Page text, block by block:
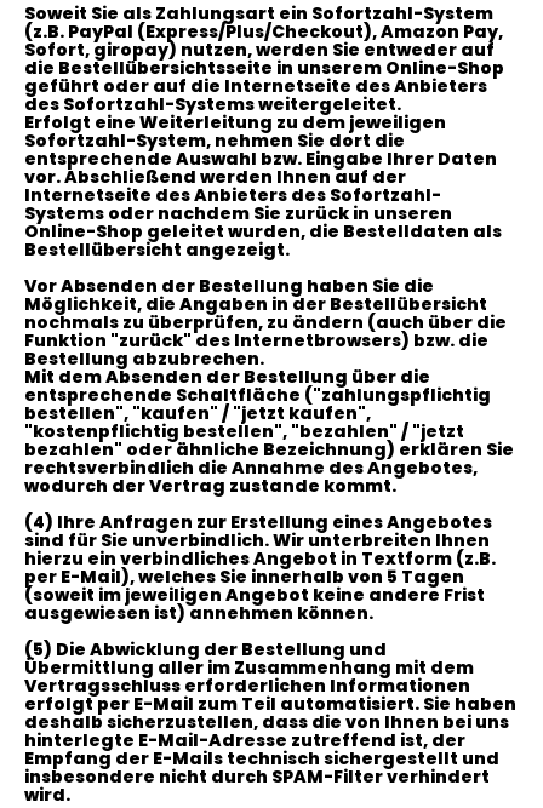
Soweit Sie als Zahlungsart ein Sofortzahl-System
(z.B. PayPal (Express/Plus/Checkout), Amazon Pay,
Sofort, giropay) nutzen, werden Sie entweder auf
die Bestellübersichtsseite in unserem Online-Shop
geführt oder auf die Internetseite des Anbieters
des Sofortzahl-Systems weitergeleitet.
Erfolgt eine Weiterleitung zu dem jeweiligen
Sofortzahl-System, nehmen Sie dort die
entsprechende Auswahl bzw. Eingabe Ihrer Daten
vor. Abschließend werden Ihnen auf der
Internetseite des Anbieters des Sofortzahl-
Systems oder nachdem Sie zurück in unseren
Online-Shop geleitet wurden, die Bestelldaten als
Bestellübersicht angezeigt.
Vor Absenden der Bestellung haben Sie die
Möglichkeit, die Angaben in der Bestellübersicht
nochmals zu überprüfen, zu ändern (auch über die
Funktion "zurück" des Internetbrowsers) bzw. die
Bestellung abzubrechen.
Mit dem Absenden der Bestellung über die
entsprechende Schaltfläche ("zahlungspflichtig
bestellen", "kaufen" / "jetzt kaufen",
"kostenpflichtig bestellen", "bezahlen" / "jetzt
bezahlen" oder ähnliche Bezeichnung) erklären Sie
rechtsverbindlich die Annahme des Angebotes,
wodurch der Vertrag zustande kommt.
(4) Ihre Anfragen zur Erstellung eines Angebotes
sind für Sie unverbindlich. Wir unterbreiten Ihnen
hierzu ein verbindliches Angebot in Textform (z.B.
per E-Mail), welches Sie innerhalb von 5 Tagen
(soweit im jeweiligen Angebot keine andere Frist
ausgewiesen ist) annehmen können.
(5) Die Abwicklung der Bestellung und
Übermittlung aller im Zusammenhang mit dem
Vertragsschluss erforderlichen Informationen
erfolgt per E-Mail zum Teil automatisiert. Sie haben
deshalb sicherzustellen, dass die von Ihnen bei uns
hinterlegte E-Mail-Adresse zutreffend ist, der
Empfang der E-Mails technisch sichergestellt und
insbesondere nicht durch SPAM-Filter verhindert
wird.